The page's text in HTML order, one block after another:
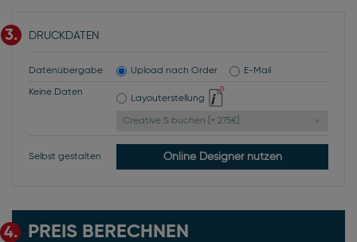
3. DRUCKDATEN
Datenübergabe Upload nach Order E-Mail
Keine Daten
Layouterstellung
Creative S buchen [+ 275€]
Selbst gestalten Online Designer nutzen
4. PREIS BERECHNEN